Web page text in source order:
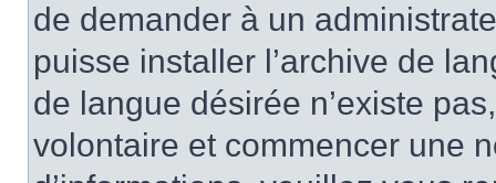
de demander à un
puisse installer l’archive de
de langue désirée n’existe
volontaire et commencer une